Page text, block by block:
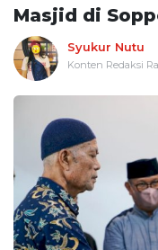
Masjid di
Syukur Nutu
Konten Redaksi